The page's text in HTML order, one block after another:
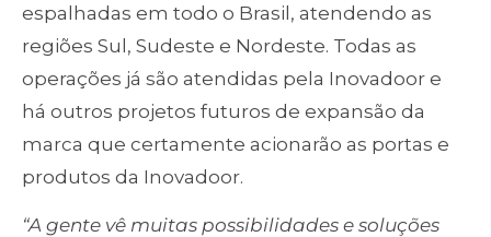
espalhadas em todo o Brasil, atendendo as
regiões Sul, Sudeste e Nordeste. Todas as
operações já são atendidas pela Inovadoor e
há outros projetos futuros de expansão da
marca que certamente acionarão as portas e
produtos da Inovadoor.
“A gente vê muitas possibilidades e soluções